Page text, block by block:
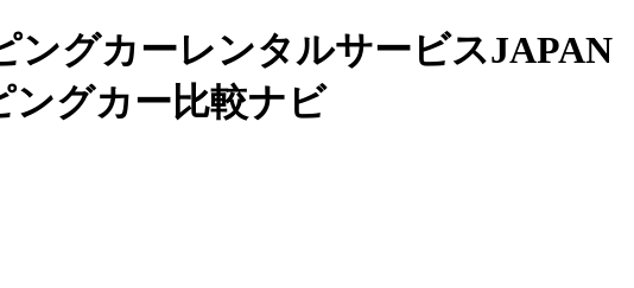
ングカーレンタルサービスJAPAN
ングカー比較ナビ